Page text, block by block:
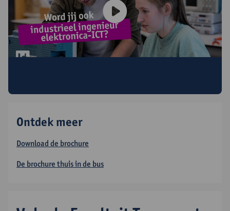
Ontdek meer
Download de brochure
De brochure thuis in de bus